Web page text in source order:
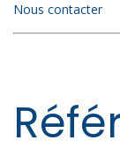
Nous contacter